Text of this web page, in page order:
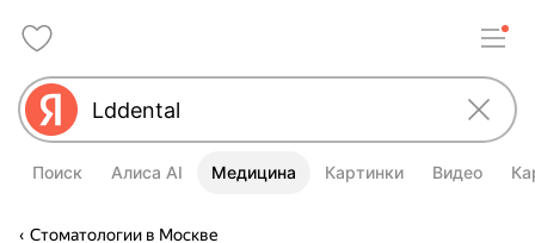
Поиск Алиса AI Медицина Картинки Видео
Стоматологии в Москве